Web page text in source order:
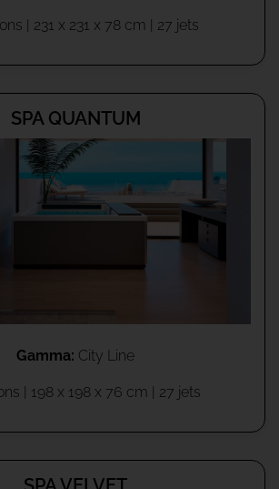
| 231 x 231 x 78 cm | 27 jets
SPA QUANTUM
Gamma: City Line
| 198 x 198 x 76 cm | 27 jets